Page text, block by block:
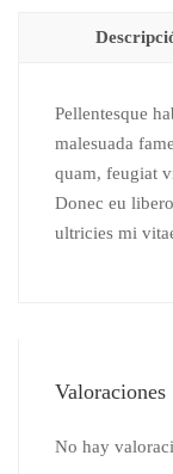
Pellentesque
malesuada
quam, feugiat
Donec eu
ultricies mi
Valoraciones
No hay